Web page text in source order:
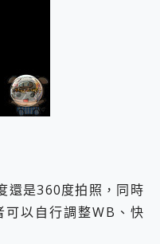
還是360度拍照，同時
以自行調整WB、快